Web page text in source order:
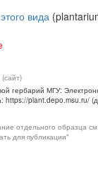
вида
гербарий МГУ:
https://plant.depo.msu.ru/
отдельного образца
для публикации"